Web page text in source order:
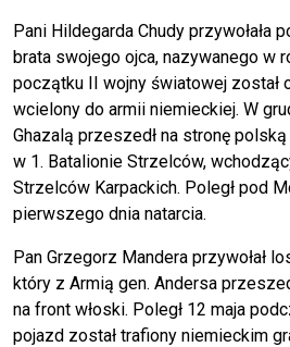
Pani Hildegarda Chudy przywołała
brata swojego ojca, nazywanego w
początku II wojny światowej został
wcielony do armii niemieckiej. W
Ghazalą przeszedł na stronę
w 1. Batalionie Strzelców,
Strzelców Karpackich. Poległ pod
pierwszego dnia natarcia.
Pan Grzegorz Mandera przywołał
który z Armią gen. Andersa
na front włoski. Poległ 12 maja
pojazd został trafiony niemieckim